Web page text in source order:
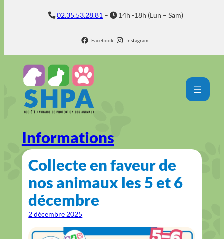
02.35.53.28.81 – 14h -18h (Lun – Sam)
Facebook Instagram
Informations
Collecte en faveur de
nos animaux les 5 et 6
décembre
2 décembre 2025